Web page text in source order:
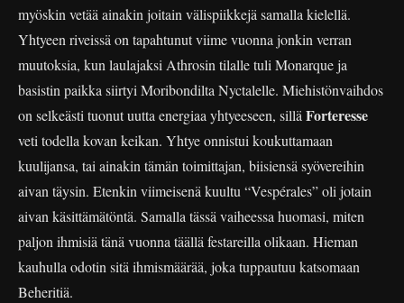
myöskin vetää ainakin joitain välispiikkejä samalla kielellä.
Yhtyeen riveissä on tapahtunut viime vuonna jonkin verran
muutoksia, kun laulajaksi Athrosin tilalle tuli Monarque ja
basistin paikka siirtyi Moribondilta Nyctalelle. Miehistönvaihdos
on selkeästi tuonut uutta energiaa yhtyeeseen, sillä Forteresse
veti todella kovan keikan. Yhtye onnistui koukuttamaan
kuulijansa, tai ainakin tämän toimittajan, biisiensä syövereihin
aivan täysin. Etenkin viimeisenä kuultu “Vespérales” oli jotain
aivan käsittämätöntä. Samalla tässä vaiheessa huomasi, miten
paljon ihmisiä tänä vuonna täällä festareilla olikaan. Hieman
kauhulla odotin sitä ihmismäärää, joka tuppautuu katsomaan
Beheritiä.